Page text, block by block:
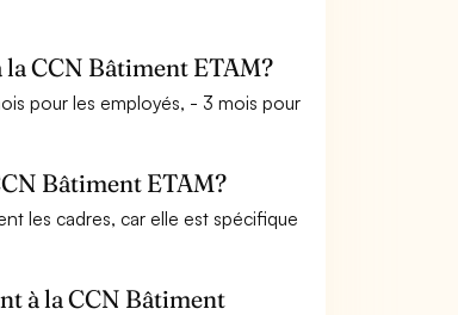
CCN Bâtiment ETAM?
pour les employés, - 3 mois pour
Bâtiment ETAM?
les cadres, car elle est spécifique
à la CCN Bâtiment